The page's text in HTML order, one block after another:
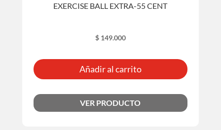
EXERCISE BALL EXTRA-55 CENT
$149.000
Añadir al carrito
VER PRODUCTO